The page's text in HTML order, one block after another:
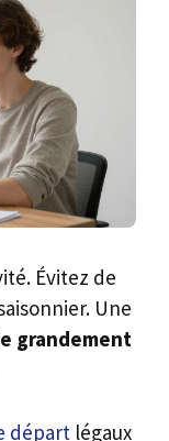
Évitez de
Une
grandement
départ légaux